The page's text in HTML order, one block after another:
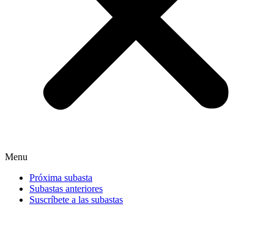
Menu
Próxima subasta
Subastas anteriores
Suscríbete a las subastas